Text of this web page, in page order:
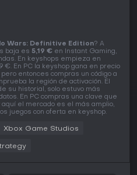
Wars: Definitive Edition? A
baja es 5,19 € en Instant Gaming,
En keyshops empieza en
€. En PC la keyshop gana en precio
entonces compras un código a
la región de activación. El
su historial, solo estuvo más
En PC compras una clave que
el mercado es el más amplio,
juegos con oferta en keyshop.
Xbox Game Studios